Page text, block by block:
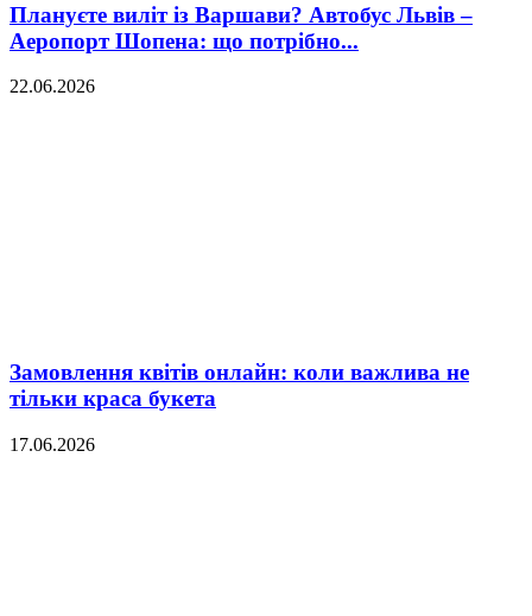
Плануєте виліт із Варшави? Автобус Львів –
Аеропорт Шопена: що потрібно...
22.06.2026
Замовлення квітів онлайн: коли важлива не
тільки краса букета
17.06.2026